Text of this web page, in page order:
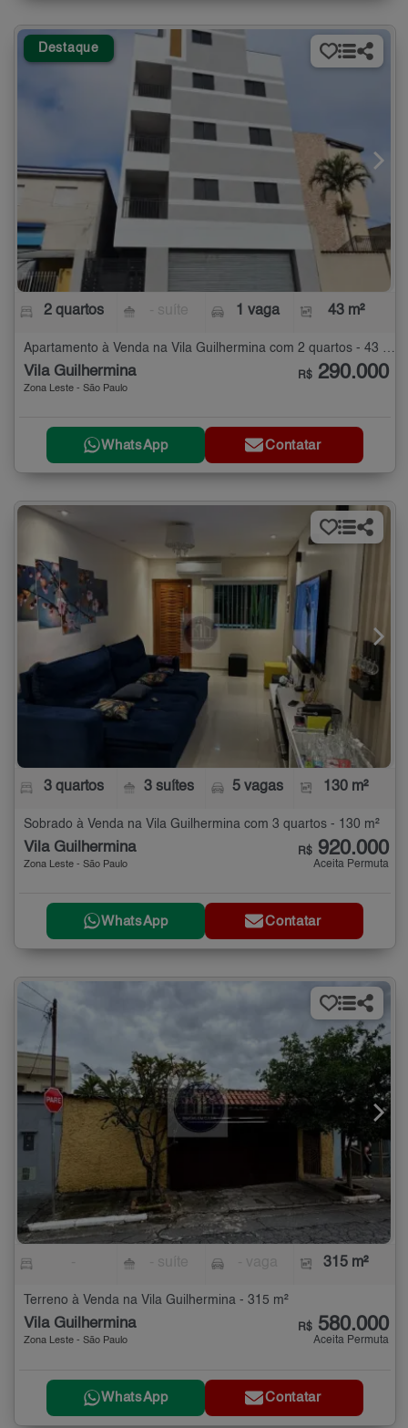
Destaque
2 quartos 1 vaga 43 m²
Apartamento à Venda na Vila Guilhermina com 2 quartos - 43 m²
Vila Guilhermina
Zona Leste - São Paulo
R$ 290.000
WhatsApp Contatar
3 quartos 3 suítes 5 vagas 130 m²
Sobrado à Venda na Vila Guilhermina com 3 quartos - 130 m²
Vila Guilhermina
Zona Leste - São Paulo
R$ 920.000
Aceita Permuta
WhatsApp Contatar
315 m²
Terreno à Venda na Vila Guilhermina - 315 m²
Vila Guilhermina
Zona Leste - São Paulo
R$ 580.000
Aceita Permuta
WhatsApp Contatar